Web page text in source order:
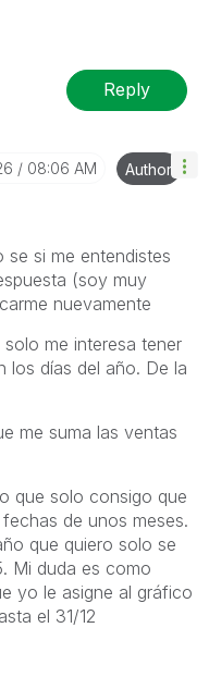
Reply
08:06 AM Author
se si me entendistes
(soy muy
nuevamente
me interesa tener
los días del año. De la
me suma las ventas
que solo consigo que
de unos meses.
que quiero solo se
Mi duda es como
yo le asigne al gráfico
el 31/12